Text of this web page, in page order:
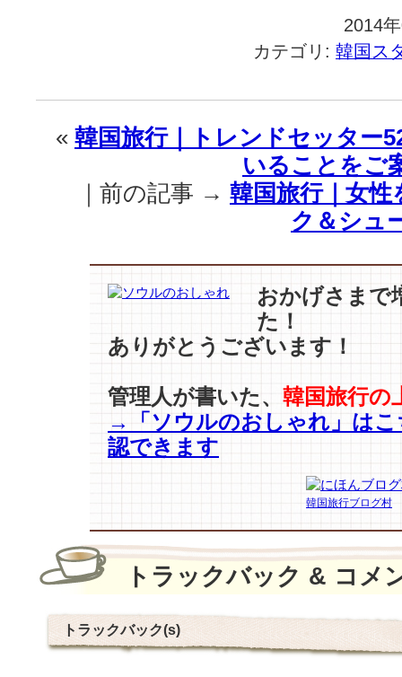
2014
カテゴリ: 韓国ス
« 韓国旅行｜トレンドセッター
いることをご
｜前の記事 → 韓国旅行｜女
ク＆シュ
おかげさまで
た！
ありがとうございます！
管理人が書いた、 韓国旅行の
→「ソウルのおしゃれ」はこ
認できます
韓国旅行ブログ村
トラックバック & コメ
トラックバック(s)